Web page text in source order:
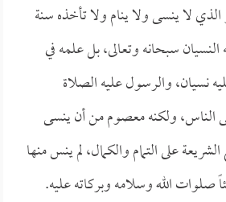
الذي لا ينسى ولا ينام ولا تأخذه سنة
سبحانه وتعالى، بل علمه في
نسيان، والرسول عليه الصلاة
الناس، ولكنه معصوم من أن ينسى
الشريعة على التمام والكمال، لم ينس منها
صلوات الله وسلامه وبركاته عليه.